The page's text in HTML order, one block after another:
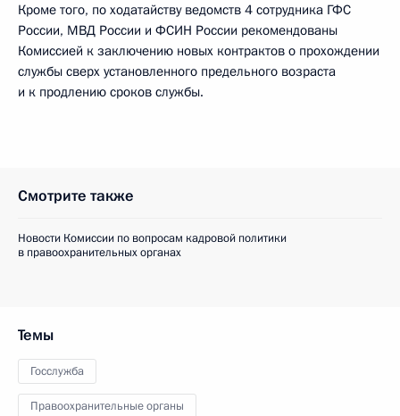
Кроме того, по ходатайству ведомств 4 сотрудника ГФС
России, МВД России и ФСИН России рекомендованы
Комиссией к заключению новых контрактов о прохождении
службы сверх установленного предельного возраста
и к продлению сроков службы.
Смотрите также
Новости Комиссии по вопросам кадровой политики
в правоохранительных органах
Темы
Госслужба
Правоохранительные органы